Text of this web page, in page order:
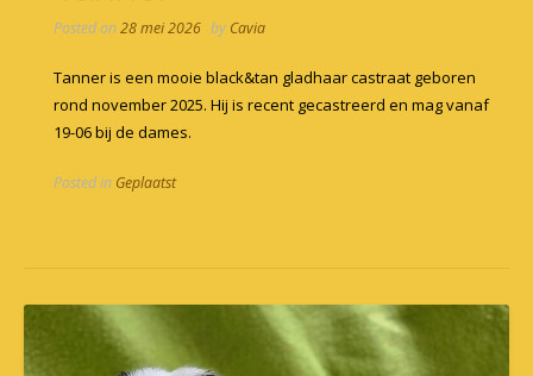
Posted on28 mei 2026 by Cavia
Tanner is een mooie black&tan gladhaar castraat geboren
rond november 2025. Hij is recent gecastreerd en mag vanaf
19-06 bij de dames.
Posted in Geplaatst